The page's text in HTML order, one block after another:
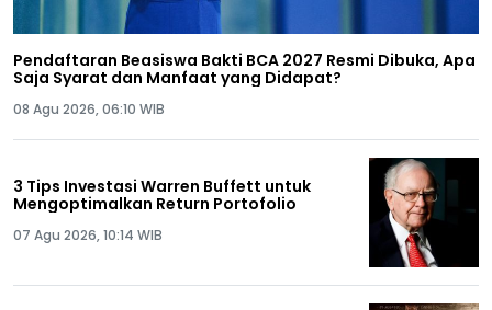
Pendaftaran Beasiswa Bakti BCA 2027 Resmi Dibuka, Apa
Saja Syarat dan Manfaat yang Didapat?
08 Agu 2026, 06:10 WIB
3 Tips Investasi Warren Buffett untuk
Mengoptimalkan Return Portofolio
07 Agu 2026, 10:14 WIB